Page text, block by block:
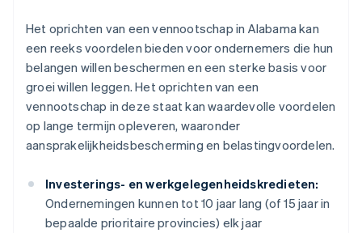
Het oprichten van een vennootschap in Alabama kan
een reeks voordelen bieden voor ondernemers die hun
belangen willen beschermen en een sterke basis voor
groei willen leggen. Het oprichten van een
vennootschap in deze staat kan waardevolle voordelen
op lange termijn opleveren, waaronder
aansprakelijkheidsbescherming en belastingvoordelen.
Investerings- en werkgelegenheidskredieten:
Ondernemingen kunnen tot 10 jaar lang (of 15 jaar in
bepaalde prioritaire provincies) elk jaar